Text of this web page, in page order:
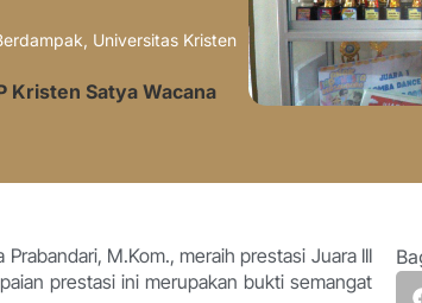
, Universitas Kristen
Kristen Satya Wacana
M.Kom., meraih prestasi Juara III
prestasi ini merupakan bukti semangat